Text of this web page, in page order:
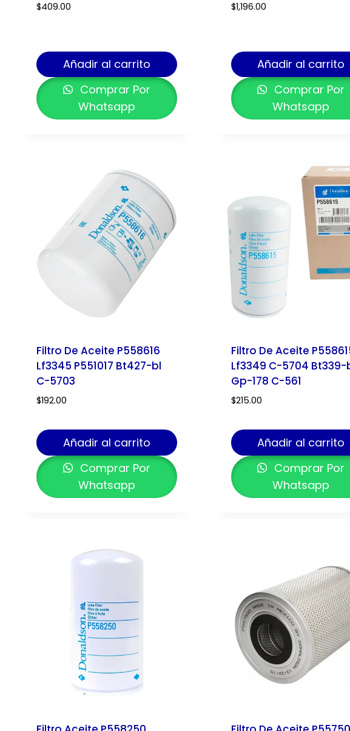
$409.00
Añadir al carrito
Comprar Por
Whatsapp
$1,196.00
Añadir al carrito
Comprar Por
Whatsapp
Filtro De Aceite P558616
Lf3345 P551017 Bt427-bl
C-5703
$192.00
Añadir al carrito
Comprar Por
Whatsapp
Filtro De Aceite
Lf3349 C-5704 Bt339-
Gp-178 C-561
$215.00
Añadir al carrito
Comprar Por
Whatsapp